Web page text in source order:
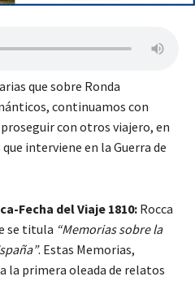
que sobre Ronda
continuamos con
proseguir con otros viajero, en
interviene en la Guerra de
Fecha del Viaje 1810: Rocca
se titula “Memorias sobre la
. Estas Memorias,
la primera oleada de relatos